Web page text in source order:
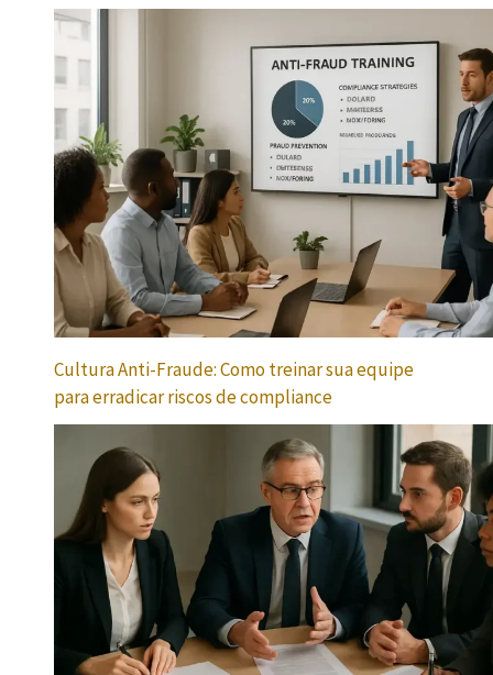
Cultura Anti-Fraude: Como treinar sua equipe
para erradicar riscos de compliance